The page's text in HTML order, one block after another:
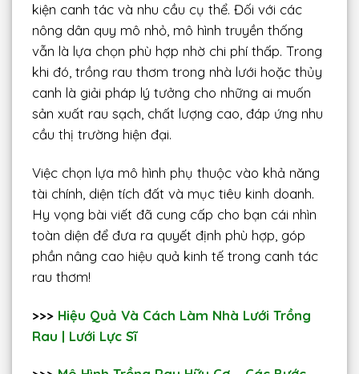
kiện canh tác và nhu cầu cụ thể. Đối với các
nông dân quy mô nhỏ, mô hình truyền thống
vẫn là lựa chọn phù hợp nhờ chi phí thấp. Trong
khi đó, trồng rau thơm trong nhà lưới hoặc thủy
canh là giải pháp lý tưởng cho những ai muốn
sản xuất rau sạch, chất lượng cao, đáp ứng nhu
cầu thị trường hiện đại.
Việc chọn lựa mô hình phụ thuộc vào khả năng
tài chính, diện tích đất và mục tiêu kinh doanh.
Hy vọng bài viết đã cung cấp cho bạn cái nhìn
toàn diện để đưa ra quyết định phù hợp, góp
phần nâng cao hiệu quả kinh tế trong canh tác
rau thơm!
>>> Hiệu Quả Và Cách Làm Nhà Lưới Trồng
Rau | Lưới Lực Sĩ